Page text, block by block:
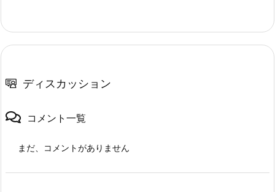
ディスカッション
コメント一覧
まだ、コメントがありません